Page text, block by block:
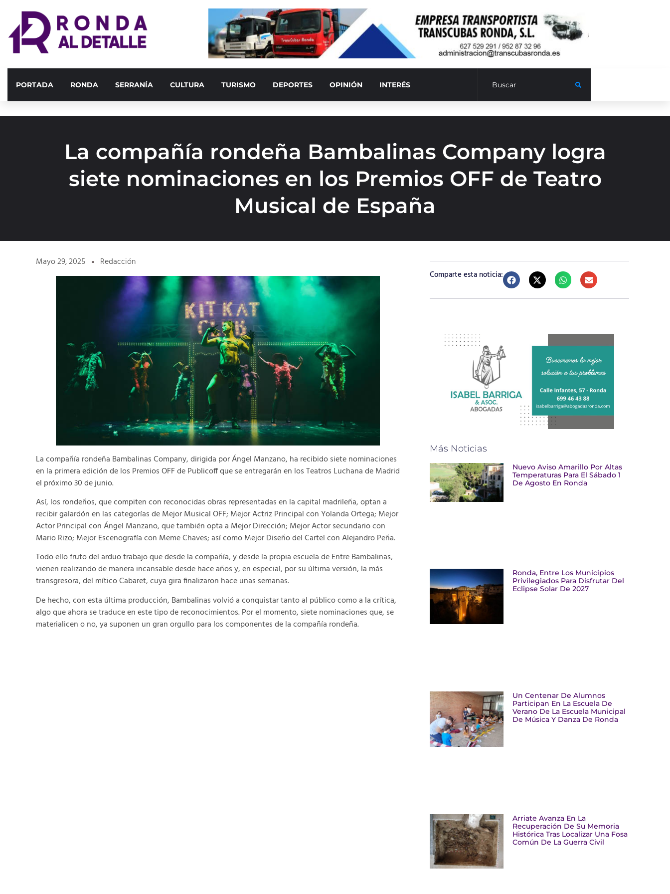
PORTADA RONDA SERRANÍA CULTURA TURISMO DEPORTES OPINIÓN INTERÉS
La compañía rondeña Bambalinas Company logra
siete nominaciones en los Premios OFF de Teatro
Musical de España
Mayo 29, 2025 Redacción
La compañía rondeña Bambalinas Company, dirigida por Ángel Manzano, ha recibido siete nominaciones
en la primera edición de los Premios OFF de Publicoff que se entregarán en los Teatros Luchana de Madrid
el próximo 30 de junio.
Así, los rondeños, que compiten con reconocidas obras representadas en la capital madrileña, optan a
recibir galardón en las categorías de Mejor Musical OFF; Mejor Actriz Principal con Yolanda Ortega; Mejor
Actor Principal con Ángel Manzano, que también opta a Mejor Dirección; Mejor Actor secundario con
Mario Rizo; Mejor Escenografía con Meme Chaves; así como Mejor Diseño del Cartel con Alejandro Peña.
Todo ello fruto del arduo trabajo que desde la compañía, y desde la propia escuela de Entre Bambalinas,
vienen realizando de manera incansable desde hace años y, en especial, por su última versión, la más
transgresora, del mítico Cabaret, cuya gira finalizaron hace unas semanas.
De hecho, con esta última producción, Bambalinas volvió a conquistar tanto al público como a la crítica,
algo que ahora se traduce en este tipo de reconocimientos. Por el momento, siete nominaciones que, se
materialicen o no, ya suponen un gran orgullo para los componentes de la compañía rondeña.
Comparte esta noticia:
Más Noticias
Nuevo Aviso Amarillo Por Altas
Temperaturas Para El Sábado 1
De Agosto En Ronda
Ronda, Entre Los Municipios
Privilegiados Para Disfrutar Del
Eclipse Solar De 2027
Un Centenar De Alumnos
Participan En La Escuela De
Verano De La Escuela Municipal
De Música Y Danza De Ronda
Arriate Avanza En La
Recuperación De Su Memoria
Histórica Tras Localizar Una Fosa
Común De La Guerra Civil